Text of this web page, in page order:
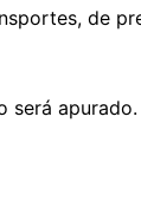
de
será apurado.